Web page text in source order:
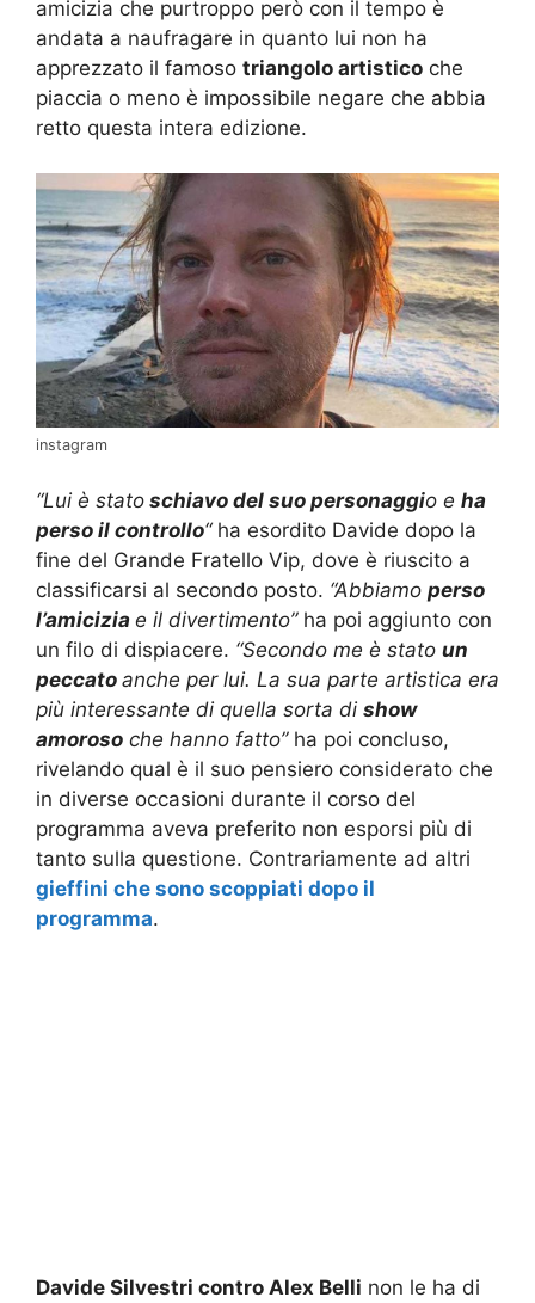
amicizia che purtroppo però con il tempo è
andata a naufragare in quanto lui non ha
apprezzato il famoso triangolo artistico che
piaccia o meno è impossibile negare che abbia
retto questa intera edizione.
instagram
“Lui è stato schiavo del suo personaggio e ha
perso il controllo“ha esordito Davide dopo la
fine del Grande Fratello Vip, dove è riuscito a
classificarsi al secondo posto. “Abbiamo perso
l’amicizia e il divertimento”ha poi aggiunto con
un filo di dispiacere. “Secondo me è stato un
peccato anche per lui. La sua parte artistica era
più interessante di quella sorta di show
amoroso che hanno fatto”ha poi concluso,
rivelando qual è il suo pensiero considerato che
in diverse occasioni durante il corso del
programma aveva preferito non esporsi più di
tanto sulla questione. Contrariamente ad altri
gieffini che sono scoppiati dopo il
programma.
Davide Silvestri contro Alex Belli non le ha di